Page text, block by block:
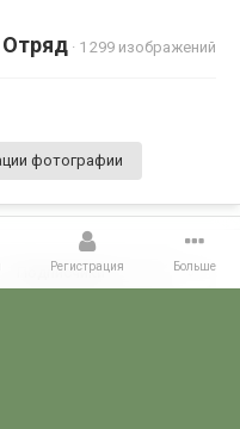
Отряд · 1 299 изображений
фотографии
Подписчики 0
Регистрация Больше